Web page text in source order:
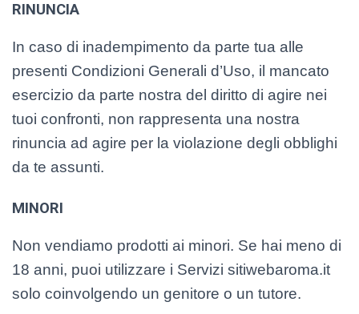
RINUNCIA
In caso di inadempimento da parte tua alle
presenti Condizioni Generali d’Uso, il mancato
esercizio da parte nostra del diritto di agire nei
tuoi confronti, non rappresenta una nostra
rinuncia ad agire per la violazione degli obblighi
da te assunti.
MINORI
Non vendiamo prodotti ai minori. Se hai meno di
18 anni, puoi utilizzare i Servizi sitiwebaroma.it
solo coinvolgendo un genitore o un tutore.